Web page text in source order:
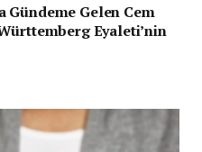
Gündeme Gelen Cem
Eyaleti’nin